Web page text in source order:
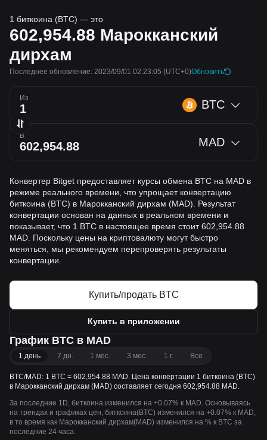
1 биткоина (BTC) — это
602,954.88 Марокканский
дирхам
Последнее обновление: 2023/09/01 02:23:05 (UTC+0)Обновить
Из BTC
В MAD
Конвертер Bitget предоставляет курсы обмена BTC на MAD в
режиме реального времени, что упрощает конвертацию
биткоина (BTC) в Марокканский дирхам (MAD). Результат
конвертации основан на данных в реальном времени и
показывает, что 1 BTC в настоящее время стоит 602,954.88
MAD. Поскольку цены на криптовалюту могут быстро
меняться, мы рекомендуем перепроверять результаты
конвертации.
Купить/продать BTC
Купить в приложении
График BTC в MAD
1 день 7 дн. 1 мес. 3 мес. 1 г. Все
BTC/MAD: 1 BTC = 602,954.88 MAD. Цена конвертации 1 биткоина (BTC)
в Марокканский дирхам (MAD) составляет сегодня 602,954.88 MAD.
За последние 1D, биткоина изменился на +0.07% к MAD. Основываясь
на трендах и графиках цен, биткоина(BTC) изменился на +0.07% к MAD,
в то время как Марокканский дирхам(MAD) изменился на % к BTC за
последние 24 часа.